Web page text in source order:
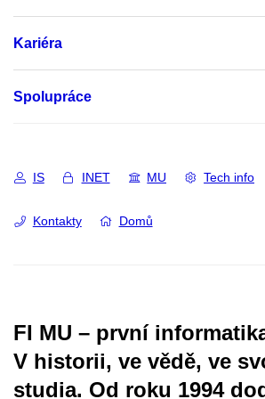
Kariéra
Spolupráce
IS INET MU Tech info
Kontakty Domů
FI MU – první
V historii, ve vědě, ve
studia. Od roku 1994